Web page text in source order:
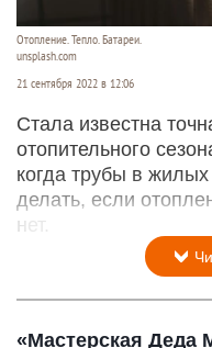
Отопление. Тепло. Батареи.
unsplash.com
21 сентября 2022 в 12:06
Стала известна
отопительного
когда трубы в
делать, если
нет.
«Мастерская Деда